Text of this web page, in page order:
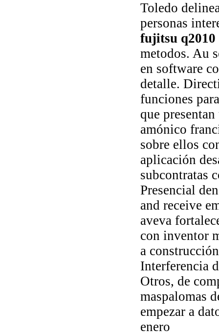
Toledo
personas
fujitsu q2010
metodos. Au
en software
detalle.
funciones
que
amónico
sobre ellos
aplicación
subcontratas
Presencial
and receive
aveva
con inventor
a
Interferencia
Otros, de
maspalomas
empezar a
enero